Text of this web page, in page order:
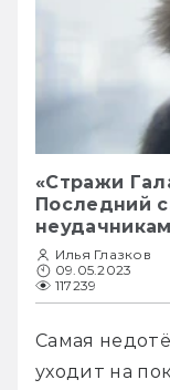
«Стражи
Последний
Илья Глазков
09.05.2023
117239
Самая
уходит на